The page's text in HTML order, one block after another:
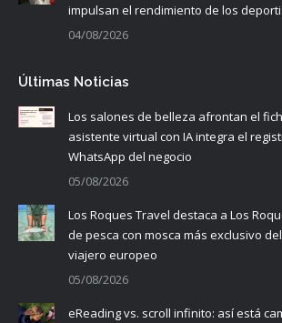
impulsan el rendimiento de los
04/08/2026
Últimas Noticias
Los salones de belleza afrontan el
asistente virtual con IA integra el
WhatsApp del negocio
05/08/2026
Los Roques Travel destaca a Los
de pesca con mosca más exclusivo
viajero europeo
05/08/2026
eReading vs. scroll infinito: así está